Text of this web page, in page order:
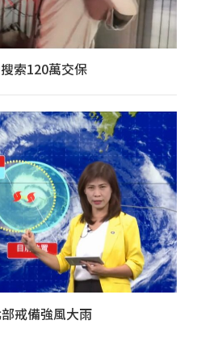
索120萬交保
戒備強風大雨